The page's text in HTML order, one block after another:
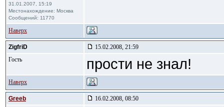
31.01.2007, 15:19
Местонахождение: Москва
Сообщений: 11770
Наверх
ZigfriD
15.02.2008, 21:59
Гость
прости не знал!
Наверх
Greeb 16.02.2008, 08:50